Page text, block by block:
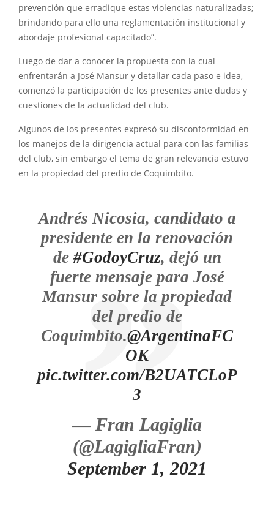
prevención que erradique estas violencias naturalizadas;
brindando para ello una reglamentación institucional y
abordaje profesional capacitado”.
Luego de dar a conocer la propuesta con la cual
enfrentarán a José Mansur y detallar cada paso e idea,
comenzó la participación de los presentes ante dudas y
cuestiones de la actualidad del club.
Algunos de los presentes expresó su disconformidad en
los manejos de la dirigencia actual para con las familias
del club, sin embargo el tema de gran relevancia estuvo
en la propiedad del predio de Coquimbito.
Andrés Nicosia, candidato a
presidente en la renovación
de #GodoyCruz, dejó un
fuerte mensaje para José
Mansur sobre la propiedad
del predio de
Coquimbito.@ArgentinaFC
OK
pic.twitter.com/B2UATCLoP
3
— Fran Lagiglia
(@LagigliaFran)
September 1, 2021